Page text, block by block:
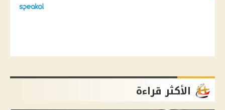
الأكثر قراءة